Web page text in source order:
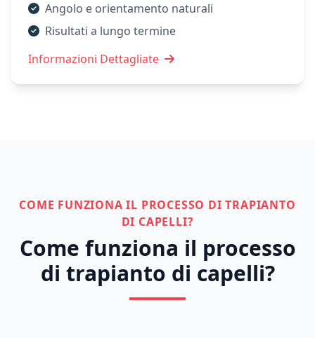
Angolo e orientamento naturali
Risultati a lungo termine
Informazioni Dettagliate
COME FUNZIONA IL PROCESSO DI TRAPIANTO
DI CAPELLI?
Come funziona il processo
di trapianto di capelli?